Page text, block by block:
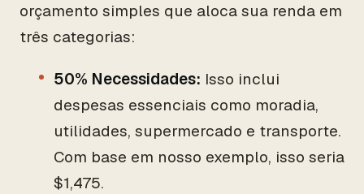
orçamento simples que aloca sua renda em
três categorias:
50% Necessidades: Isso inclui
despesas essenciais como moradia,
utilidades, supermercado e transporte.
Com base em nosso exemplo, isso seria
$1,475.